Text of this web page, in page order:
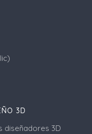
3D
diseñadores 3D